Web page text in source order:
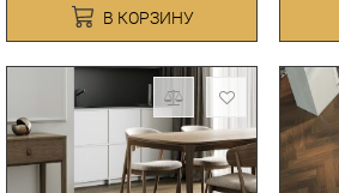
В КОРЗИНУ